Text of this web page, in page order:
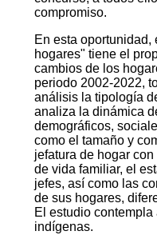
compromiso.
En esta
hogares" tiene el
cambios de los
periodo 2002-2022,
análisis la tipología
analiza la dinámica
demográficos,
como el tamaño y
jefatura de hogar
de vida familiar, el
jefes, así como las
de sus hogares,
El estudio
indígenas.